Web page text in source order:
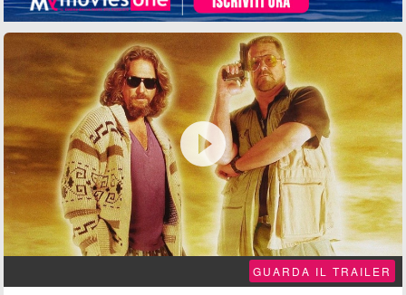

GUARDA IL TRAILER